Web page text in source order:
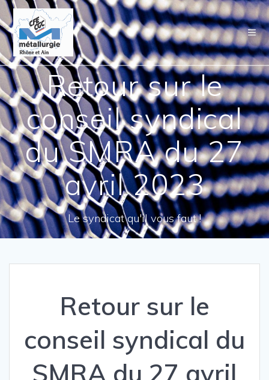
Passer
au
contenu
Retour sur le
conseil syndical
du SMRA du 27
avril 2023
Le syndicat qu'il vous faut !
Retour sur le
conseil syndical du
SMRA du 27 avril